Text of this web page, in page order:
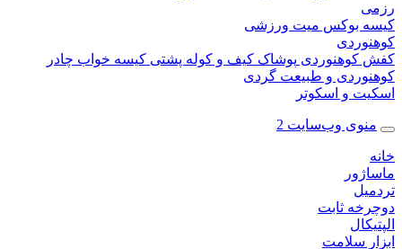
بوکسمیت ورزشی
کوهنوردیپوشاککیف و کوله پشتیکیسه خوابچادر
و طبیعت گردی
و اسکوتر
وب‌سایت 2
ثابت
سلامت